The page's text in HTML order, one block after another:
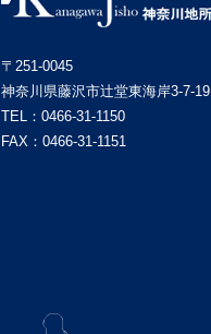
〒251-0045
神奈川県藤沢市辻堂東海岸3-7-19
TEL： 0466-31-1150
FAX：0466-31-1151